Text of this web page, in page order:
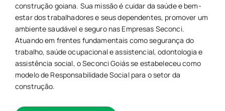
construção goiana. Sua missão é cuidar da saúde e bem-
estar dos trabalhadores e seus dependentes, promover um
ambiente saudável e seguro nas Empresas Seconci.
Atuando em frentes fundamentais como segurança do
trabalho, saúde ocupacional e assistencial, odontologia e
assistência social, o Seconci Goiás se estabeleceu como
modelo de Responsabilidade Social para o setor da
construção.